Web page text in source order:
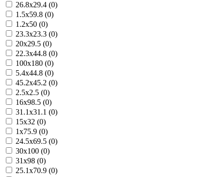
26.8x29.4 (0)
1.5x59.8 (0)
1.2x50 (0)
23.3x23.3 (0)
20x29.5 (0)
22.3x44.8 (0)
100x180 (0)
5.4x44.8 (0)
45.2x45.2 (0)
2.5x2.5 (0)
16x98.5 (0)
31.1x31.1 (0)
15x32 (0)
1x75.9 (0)
24.5x69.5 (0)
30x100 (0)
31x98 (0)
25.1x70.9 (0)